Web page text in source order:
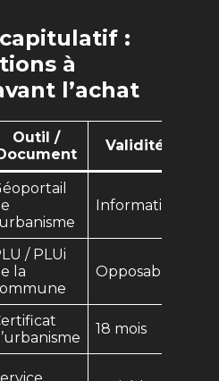
:
à
l’achat
Outil /
Validité
Informatif
/ PLUi
la
Opposable
18 mois